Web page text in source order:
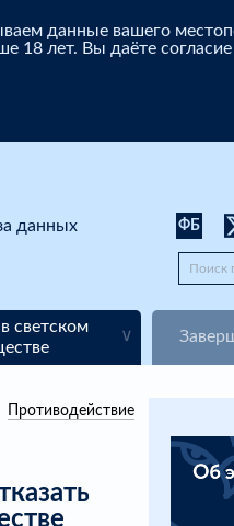
данные вашего
лет. Вы даёте
данных ФБ
светском
Противодействие